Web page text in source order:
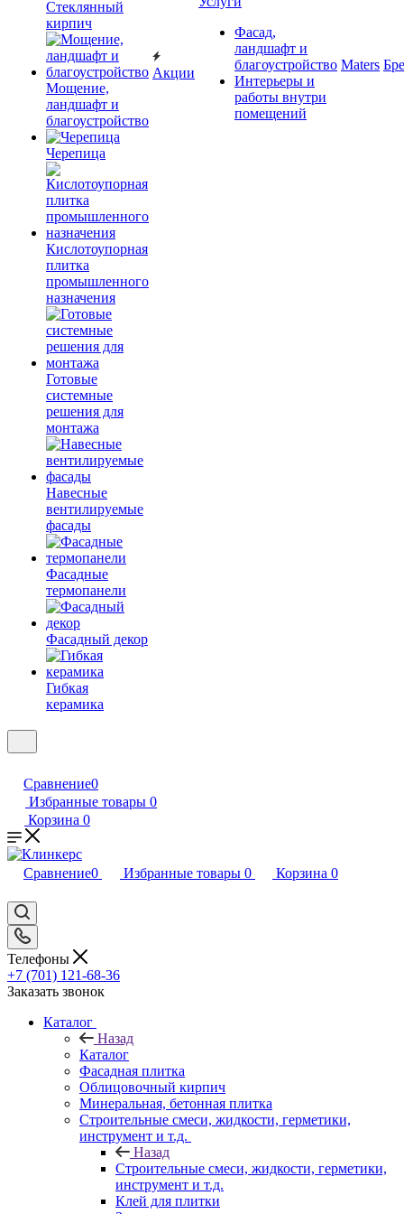
Cтеклянный
кирпич
Мощение,
ландшафт и
благоустройство
Черепица
Кислотоупорная
плитка
промышленного
назначения
Готовые
системные
решения для
монтажа
Навесные
вентилируемые
фасады
Фасадные
термопанели
Фасадный декор
Гибкая
керамика
Акции
Фасад,
ландшафт и
благоустройство
Интерьеры и
работы внутри
помещений
Maters
Сравнение0
Избранные товары 0
Корзина 0
Сравнение0 Избранные товары 0 Корзина 0
Телефоны
+7 (701) 121-68-36
Заказать звонок
Каталог
Назад
Каталог
Фасадная плитка
Облицовочный кирпич
Минеральная, бетонная плитка
Строительные смеси, жидкости, герметики,
инструмент и т.д.
Назад
Строительные смеси, жидкости, герметики,
инструмент и т.д.
Клей для плитки